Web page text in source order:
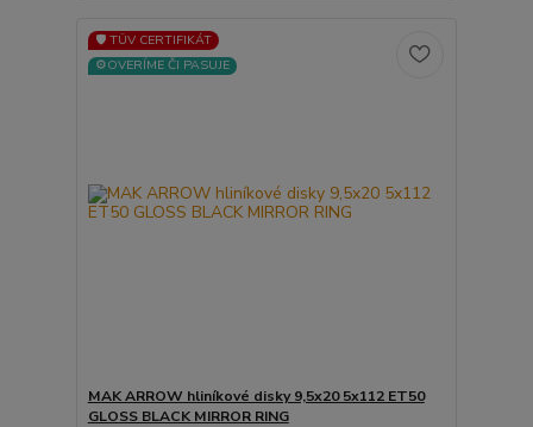
🛡️ TÜV CERTIFIKÁT
⚙️OVERÍME ČI PASUJE
MAK ARROW hliníkové disky 9,5x20 5x112 ET50
GLOSS BLACK MIRROR RING